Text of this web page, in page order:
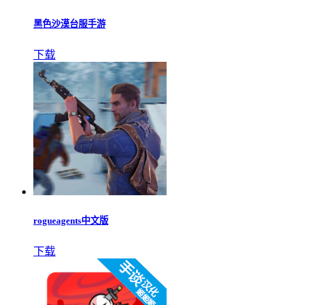
黑色沙漠台服手游
下载
rogueagents中文版
下载